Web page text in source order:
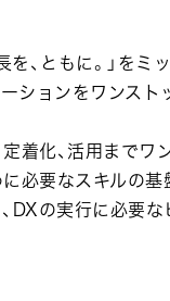
、ともに。」をミ
ションをワンスト
着化、活用まで
必要なスキルの
DXの実行に必要